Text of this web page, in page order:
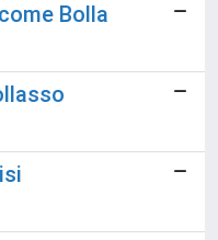
Bolla